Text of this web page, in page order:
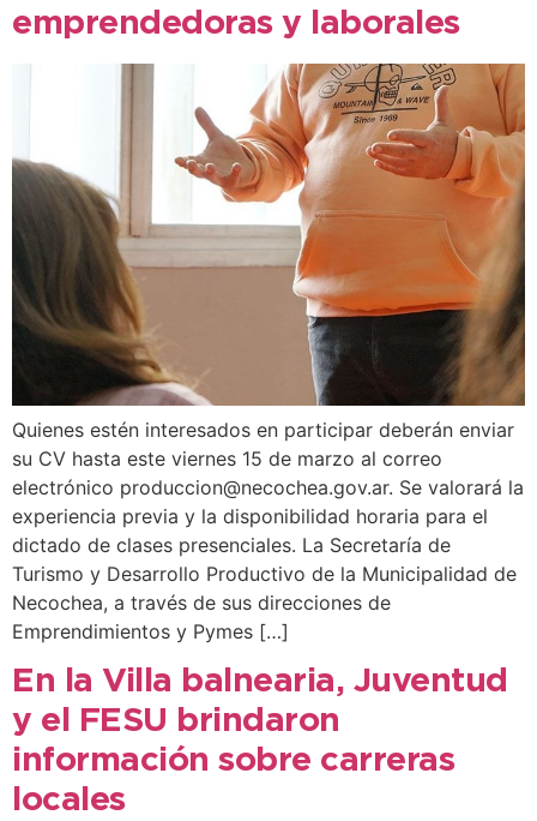
emprendedoras y laborales
Quienes estén interesados en participar deberán enviar
su CV hasta este viernes 15 de marzo al correo
electrónico produccion@necochea.gov.ar. Se valorará la
experiencia previa y la disponibilidad horaria para el
dictado de clases presenciales. La Secretaría de
Turismo y Desarrollo Productivo de la Municipalidad de
Necochea, a través de sus direcciones de
Emprendimientos y Pymes […]
En la Villa balnearia, Juventud
y el FESU brindaron
información sobre carreras
locales